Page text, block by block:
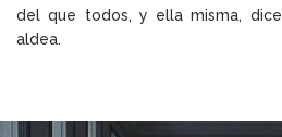
del que todos, y ella misma,
aldea.